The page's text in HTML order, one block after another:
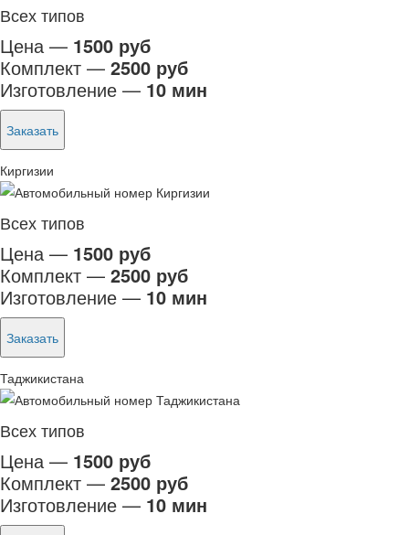
Всех типов
Цена — 1500 руб
Комплект — 2500 руб
Изготовление — 10 мин
Заказать
Киргизии
Всех типов
Цена — 1500 руб
Комплект — 2500 руб
Изготовление — 10 мин
Заказать
Таджикистана
Всех типов
Цена — 1500 руб
Комплект — 2500 руб
Изготовление — 10 мин